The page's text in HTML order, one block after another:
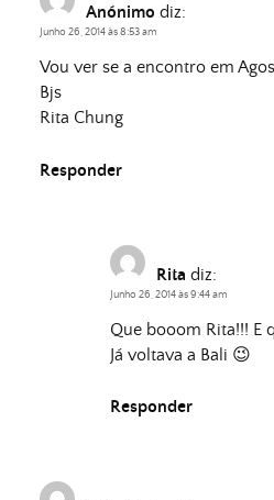
Anónimo diz:
Junho 26, 2014 às 8:53 am
Vou ver se a encontro em
Bjs
Rita Chung
Responder
Rita diz:
Junho 26, 2014 às 9:44 am
Que booom Rita!!! E
Já voltava a Bali 😉
Responder